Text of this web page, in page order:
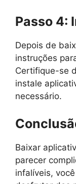
Passo 4:
Depois de
instruções
Certifique-se
instale
necessário.
Baixar
parecer
infalíveis,